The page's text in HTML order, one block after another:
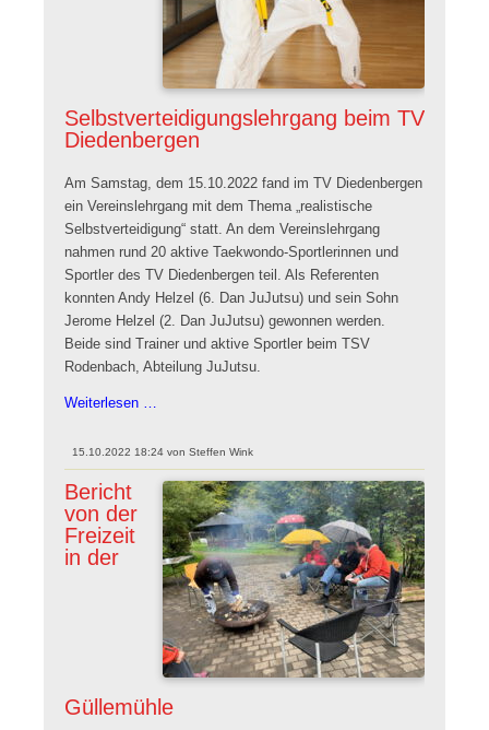
Selbstverteidigungslehrgang beim TV
Diedenbergen
Am Samstag, dem 15.10.2022 fand im TV Diedenbergen
ein Vereinslehrgang mit dem Thema „realistische
Selbstverteidigung“ statt. An dem Vereinslehrgang
nahmen rund 20 aktive Taekwondo-Sportlerinnen und
Sportler des TV Diedenbergen teil. Als Referenten
konnten Andy Helzel (6. Dan JuJutsu) und sein Sohn
Jerome Helzel (2. Dan JuJutsu) gewonnen werden.
Beide sind Trainer und aktive Sportler beim TSV
Rodenbach, Abteilung JuJutsu.
Weiterlesen …
TV
Diedenbergen
15.10.2022 18:24 vonSteffen Wink
Bericht
von der
Freizeit
in der
Güllemühle